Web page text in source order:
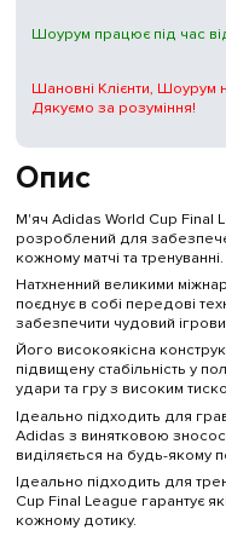
Опис
М'яч Adidas World Cup Final
розроблений для
кожному матчі та тренуванні.
Натхненний великими
поєднує в собі передові
забезпечити чудовий
Його високоякісна
підвищену стабільність у
удари та гру з високим
Ідеально підходить для
Adidas з винятковою
виділяється на будь-якому
Ідеально підходить для
Cup Final League гарантує
кожному дотику.
Шоурум працює під час
Шановні Клієнти, Шоурум
Дякуємо за розуміння!